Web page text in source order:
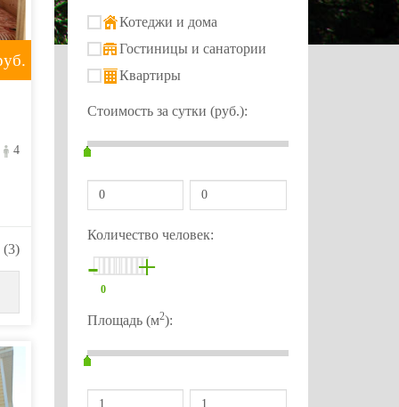
4
Котеджи и дома
Гостиницы и санатории
Квартиры
Стоимость за сутки (руб.):
Количество человек:
-
0
+
Площадь (м2):